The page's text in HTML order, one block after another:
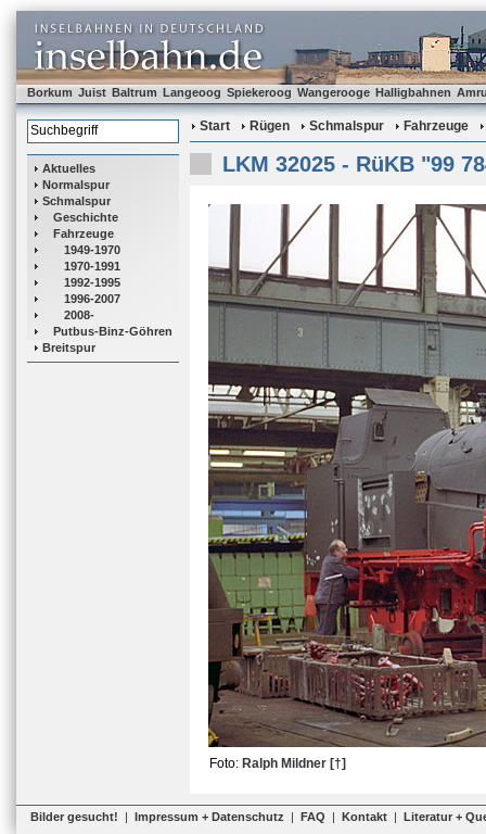
Borkum Juist Baltrum Langeoog Spiekeroog Wangerooge Halligbahnen
Aktuelles
Normalspur
Schmalspur
Geschichte
Fahrzeuge
1949-1970
1970-1991
1992-1995
1996-2007
2008-
Putbus-Binz-Göhren
Breitspur
Start Rügen Schmalspur Fahrzeuge
LKM 32025 - RüKB "99
Foto: Ralph Mildner [†]
Bilder gesucht! | Impressum + Datenschutz | FAQ | Kontakt | Literatur +